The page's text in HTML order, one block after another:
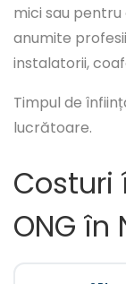
mici sau
anumite
instalatorii,
Timpul de
lucrătoare.
ONG în